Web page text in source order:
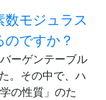
モジュラス
ですか？
ーゲンテーブル
。その中で、ハ
の性質」のた